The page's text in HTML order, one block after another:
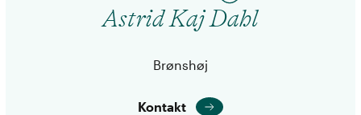
Astrid Kaj Dahl
Brønshøj
Kontakt